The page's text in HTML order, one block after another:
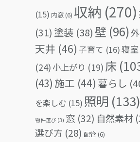
(15) 内窓(6) 収納 (270)
(31) 塗装 (38) 壁 (96)
天井 (46) 子育て (16)寝室
(24)小上がり (19) 床
(43) 施工 (44) 暮らし
を楽しむ (15) 照明 (133)
物件選び (3) 窓 (32) 自然素材
選び方 (28) 配管(6)